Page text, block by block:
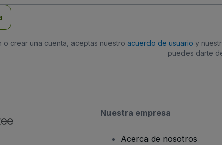
o crear una cuenta, aceptas nuestro acuerdo de usuario y
puedes darte
Nuestra empresa
Acerca de nosotros